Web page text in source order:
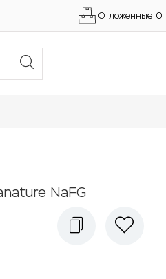
Отложенные 0
NaFG